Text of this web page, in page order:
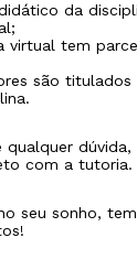
da
virtual tem
são titulados
qualquer
com a tutoria.
seu sonho,